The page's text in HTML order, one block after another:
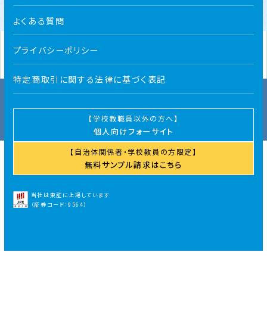
よくある質問
プライバシーポリシー
特定商取引に関する法律に基づく表記
学校教職員以外の方へ
個人向けフォーサイト
自治体関係者・学校教員の方限定
無料サンプル請求はこちら
当社は東証に上場しています
（証券コード：9564）
Instagram Facebook X（Twitter）
よくあるご質問
プライバシーポリシー
特定商取引に関する法律に基づく表記
Copyright © foresight-planner. All Rights Reserved.